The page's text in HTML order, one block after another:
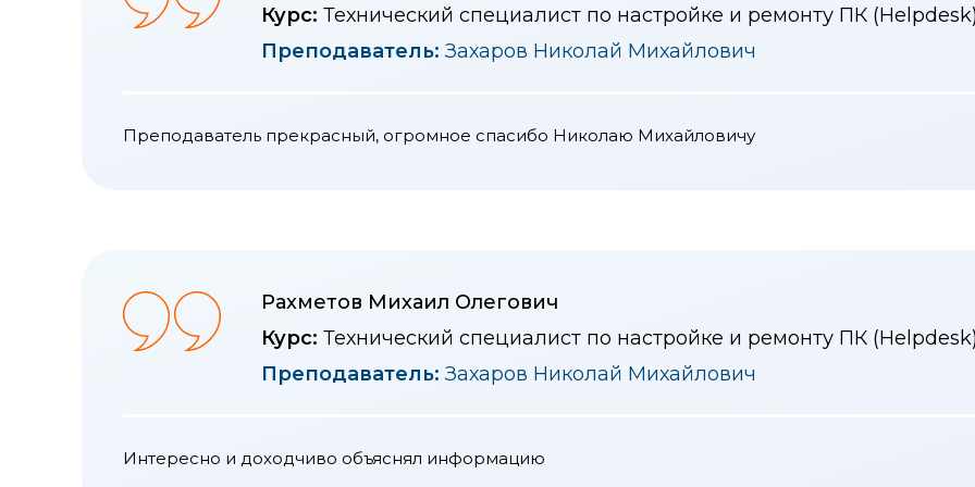
Курс: Технический специалист по настройке и ремонту ПК
Преподаватель: Захаров Николай Михайлович
Преподаватель прекрасный, огромное спасибо Николаю Михайловичу
Рахметов Михаил Олегович
Курс: Технический специалист по настройке и ремонту ПК
Преподаватель: Захаров Николай Михайлович
Интересно и доходчиво объяснял информацию